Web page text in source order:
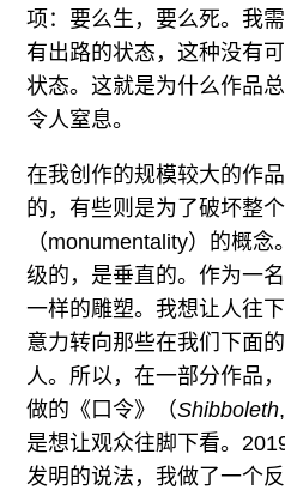
项：要么生，要么死。我
有出路的状态，这种没有
状态。这就是为什么作品
令人窒息。
在我创作的规模较大的作
的，有些则是为了破坏整
（monumentality）的概
级的，是垂直的。作为一
一样的雕塑。我想让人往
意力转向那些在我们下面
人。所以，在一部分作品
做的《口令》（Shibboleth
是想让观众往脚下看。
发明的说法，我做了一个